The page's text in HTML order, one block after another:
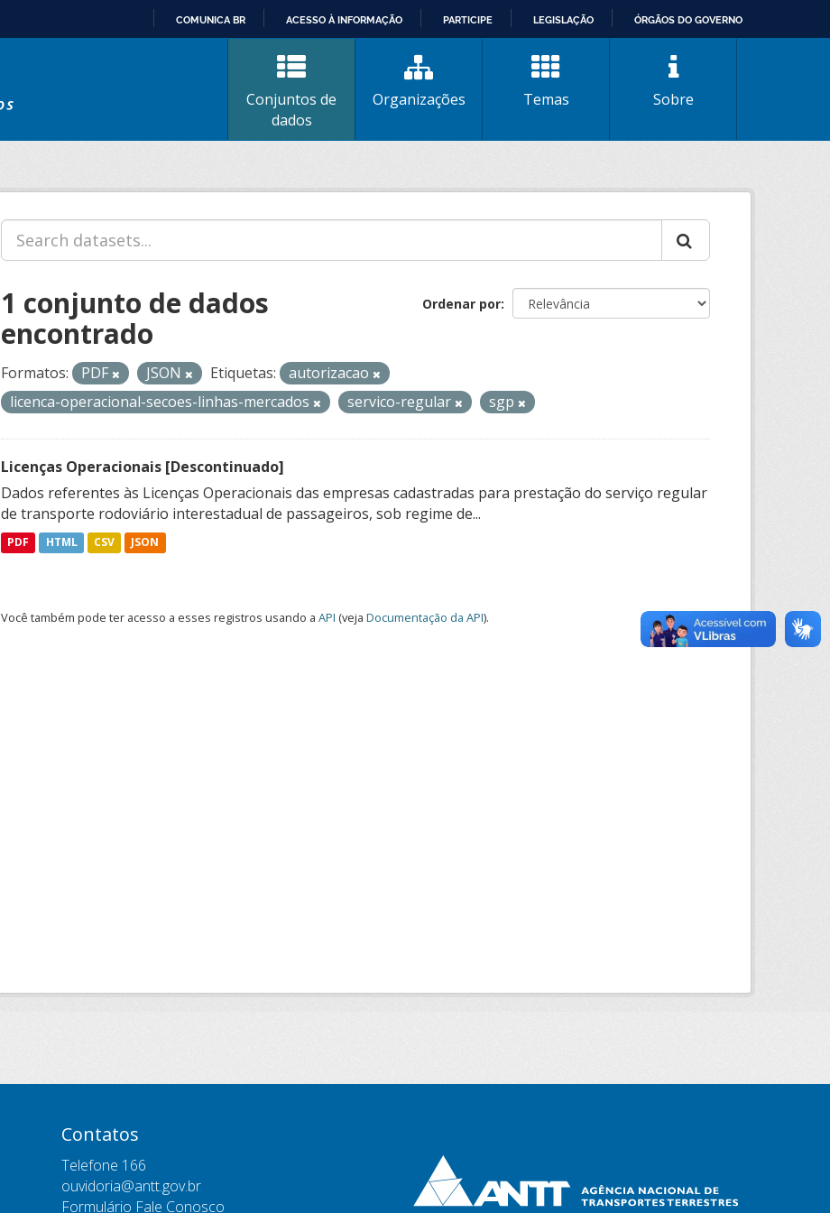
CONTEÚDO
COMUNICA BR ACESSO À INFORMAÇÃO PARTICIPE LEGISLAÇÃO ÓRGÃOS DO GOVERNO
Conjuntos de
dados
Organizações Temas Sobre
Ordenar por
1 conjunto de dados
encontrado
Formatos: PDF JSON Etiquetas:
autorizacao
licenca-operacional-secoes-linhas-mercados
servico-regular sgp
Licenças Operacionais [Descontinuado]
Dados referentes às Licenças Operacionais das empresas cadastradas para prestação do serviço regular
de transporte rodoviário interestadual de passageiros, sob regime de...
PDF HTML CSV JSON
Você também pode ter acesso a esses registros usando a API (veja Documentação da API).
Contatos
Telefone 166
ouvidoria@antt.gov.br
Formulário Fale Conosco